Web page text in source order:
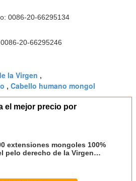
0086-20-66295134
20-66295246
la Virgen ,
, Cabello humano mongol
el mejor precio por
extensiones mongoles 100%
pelo derecho de la Virgen